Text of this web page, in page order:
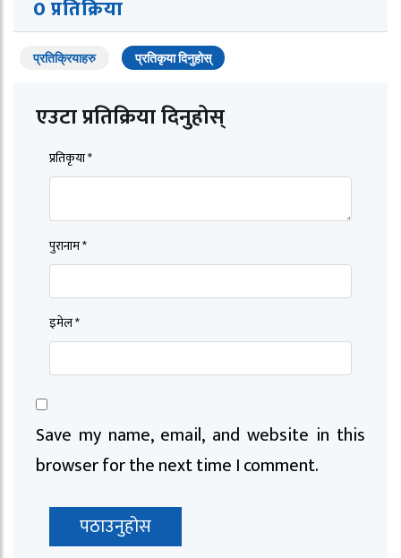
0 प्रतिक्रिया
प्रतिक्रियाहरु प्रतिकृया दिनुहोस्
एउटा प्रतिक्रिया दिनुहोस्
प्रतिकृया *
पुरानाम *
इमेल *
Save my name, email, and website in this
browser for the next time I comment.